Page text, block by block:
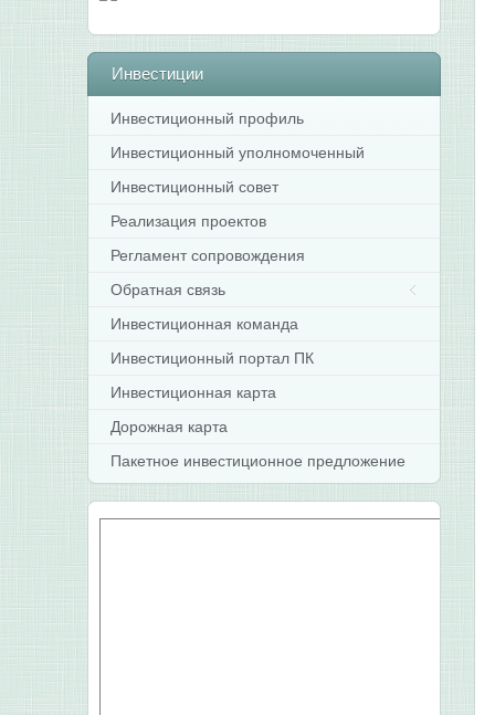
Инвестиции
Инвестиционный профиль
Инвестиционный уполномоченный
Инвестиционный совет
Реализация проектов
Регламент сопровождения
Обратная связь
Инвестиционная команда
Инвестиционный портал ПК
Инвестиционная карта
Дорожная карта
Пакетное инвестиционное предложение